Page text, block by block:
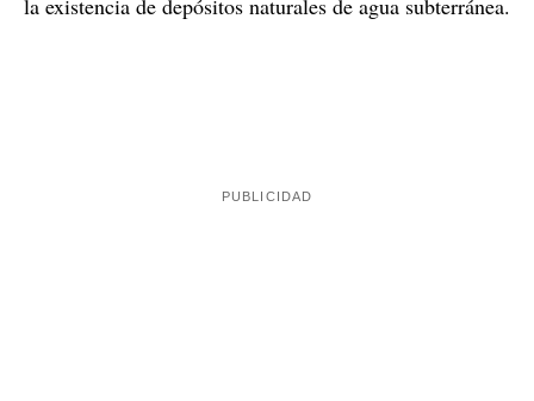
la existencia de depósitos naturales de agua subterránea.